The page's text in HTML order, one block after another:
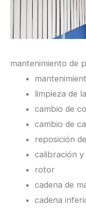
mantenimiento de
limpieza de
cambio de
cambio de
reposición
calibración y
rotor
cadena de
cadena